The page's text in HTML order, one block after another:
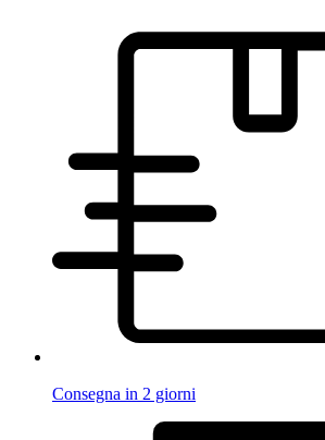
Consegna in 2 giorni